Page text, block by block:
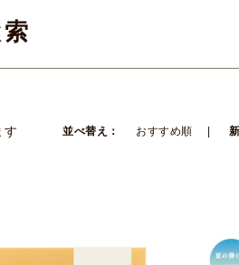
す 並べ替え： おすすめ順